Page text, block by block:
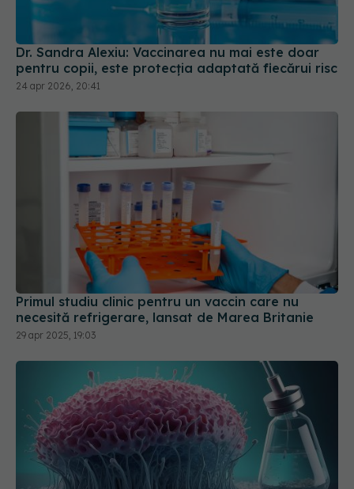
Dr. Sandra Alexiu: Vaccinarea nu mai este doar
pentru copii, este protecția adaptată fiecărui risc
24 apr 2026, 20:41
Primul studiu clinic pentru un vaccin care nu
necesită refrigerare, lansat de Marea Britanie
29 apr 2025, 19:03